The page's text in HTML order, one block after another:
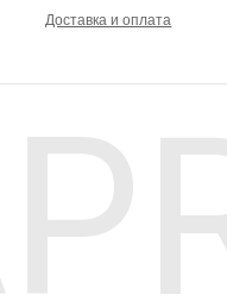
Сайт сделали